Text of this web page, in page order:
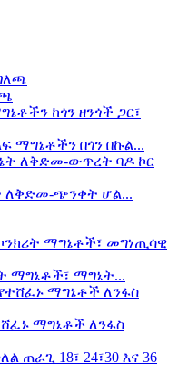
ማግኔቶችን በጎን በኩል...
ጭንቀት ሆል...
ማግኔቶች፣ ማግኔት...
ማግኔቶች ለንፋስ